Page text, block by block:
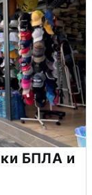
БПЛА и